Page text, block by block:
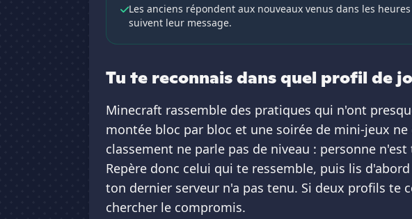
Les anciens répondent aux nouveaux venus dans les
suivent leur message.
Tu te reconnais dans quel profil de
Minecraft rassemble des pratiques qui n'ont
montée bloc par bloc et une soirée de mini-jeux
classement ne parle pas de niveau : personne
Repère donc celui qui te ressemble, puis lis
ton dernier serveur n'a pas tenu. Si deux profils te
chercher le compromis.